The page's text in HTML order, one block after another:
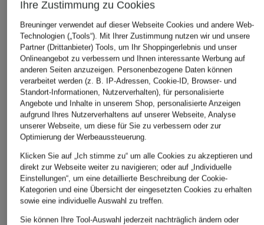
+Aktionsrabatt
GANT
Piqué-Poloshirt
ab 59,99 €
Bestpreis:50,99 €
Ursprünglich:90 €
+Aktionsrabatt
GANT
Piqué-Poloshirt
54,99 €
Bestpreis:46,74 €
Ursprünglich:80 €
HACKETT
Poloshirt
POLO
65 €
Bestpreis:
Ursprünglich:
ÄHNLICHE ARTIKEL ENTDECKEN
Ihre Zustimmung zu Cookies
Breuninger verwendet auf dieser Webseite Cookies und andere Web-
Technologien („Tools“). Mit Ihrer Zustimmung nutzen wir und unsere
Partner (Drittanbieter) Tools, um Ihr Shoppingerlebnis und unser
Onlineangebot zu verbessern und Ihnen interessante Werbung auf
anderen Seiten anzuzeigen. Personenbezogene Daten können
verarbeitet werden (z. B. IP-Adressen, Cookie-ID, Browser- und
Standort-Informationen, Nutzerverhalten), für personalisierte
Angebote und Inhalte in unserem Shop, personalisierte Anzeigen
aufgrund Ihres Nutzerverhaltens auf unserer Webseite, Analyse
unserer Webseite, um diese für Sie zu verbessern oder zur
Optimierung der Werbeaussteuerung.
Klicken Sie auf „Ich stimme zu“ um alle Cookies zu akzeptieren und
direkt zur Webseite weiter zu navigieren; oder auf „Individuelle
Einstellungen“, um eine detaillierte Beschreibung der Cookie-
Kategorien und eine Übersicht der eingesetzten Cookies zu erhalten
sowie eine individuelle Auswahl zu treffen.
Sie können Ihre Tool-Auswahl jederzeit nachträglich ändern oder